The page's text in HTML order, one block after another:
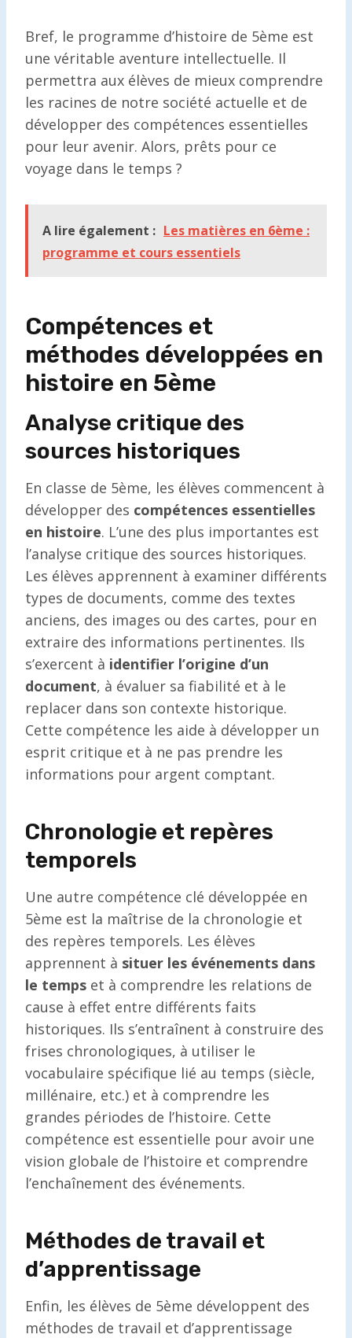
Bref, le programme d’histoire de 5ème est
une véritable aventure intellectuelle. Il
permettra aux élèves de mieux comprendre
les racines de notre société actuelle et de
développer des compétences essentielles
pour leur avenir. Alors, prêts pour ce
voyage dans le temps ?
A lire également : Les matières en 6ème :
programme et cours essentiels
Compétences et
méthodes développées en
histoire en 5ème
Analyse critique des
sources historiques
En classe de 5ème, les élèves commencent à
développer des compétences essentielles
en histoire. L’une des plus importantes est
l’analyse critique des sources historiques.
Les élèves apprennent à examiner différents
types de documents, comme des textes
anciens, des images ou des cartes, pour en
extraire des informations pertinentes. Ils
s’exercent à identifier l’origine d’un
document, à évaluer sa fiabilité et à le
replacer dans son contexte historique.
Cette compétence les aide à développer un
esprit critique et à ne pas prendre les
informations pour argent comptant.
Chronologie et repères
temporels
Une autre compétence clé développée en
5ème est la maîtrise de la chronologie et
des repères temporels. Les élèves
apprennent à situer les événements dans
le temps et à comprendre les relations de
cause à effet entre différents faits
historiques. Ils s’entraînent à construire des
frises chronologiques, à utiliser le
vocabulaire spécifique lié au temps (siècle,
millénaire, etc.) et à comprendre les
grandes périodes de l’histoire. Cette
compétence est essentielle pour avoir une
vision globale de l’histoire et comprendre
l’enchaînement des événements.
Méthodes de travail et
d’apprentissage
Enfin, les élèves de 5ème développent des
méthodes de travail et d’apprentissage